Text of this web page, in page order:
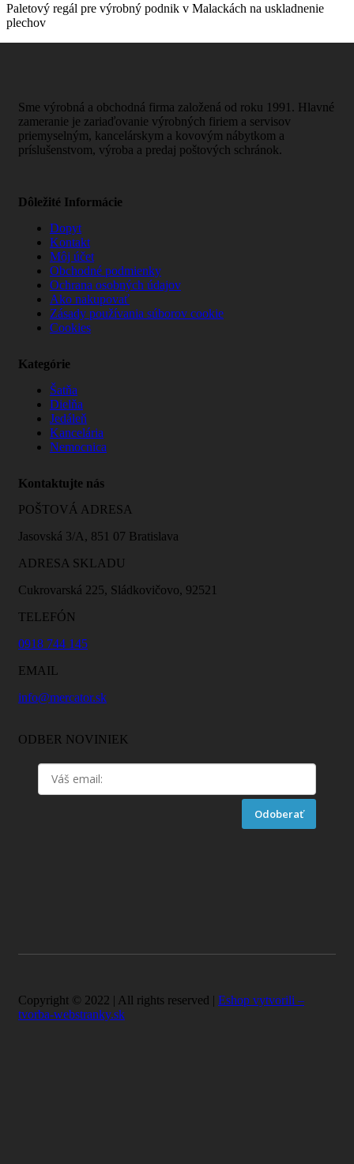
Paletový regál pre výrobný podnik v Malackách na uskladnenie
plechov
Sme výrobná a obchodná firma založená od roku 1991. Hlavné
zameranie je zariaďovanie výrobných firiem a servisov
priemyselným, kancelárskym a kovovým nábytkom a
príslušenstvom, výroba a predaj poštových schránok.
Dôležité Informácie
Dopyt
Kontakt
Môj účet
Obchodné podmienky
Ochrana osobných údajov
Ako nakupovať
Zásady používania súborov cookie
Cookies
Kategórie
Šatňa
Dielňa
Jedáleň
Kancelária
Nemocnica
Kontaktujte nás
POŠTOVÁ ADRESA
Jasovská 3/A, 851 07 Bratislava
ADRESA SKLADU
Cukrovarská 225, Sládkovičovo, 92521
TELEFÓN
0918 744 145
EMAIL
info@mercator.sk
ODBER NOVINIEK
Odoberať
Copyright © 2022 | All rights reserved | Eshop vytvorili –
tvorba-webstranky.sk